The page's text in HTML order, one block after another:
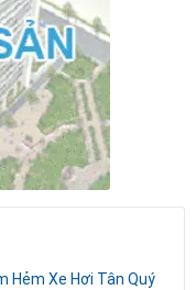
Hẻm Xe Hơi Tân Quý